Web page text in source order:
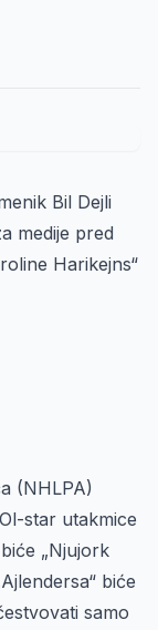
Bil Dejli
medije pred
Harikejns“
(NHLPA)
star utakmice
„Njujork
biće
samo